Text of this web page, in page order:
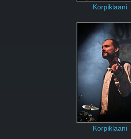
Korpiklaani
Korpiklaani